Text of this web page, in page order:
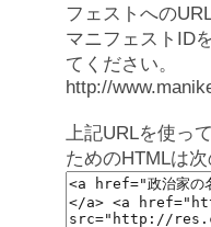
フェストへのURL
マニフェストID
てください。
http://
上記URLを使っ
ためのHTMLは次